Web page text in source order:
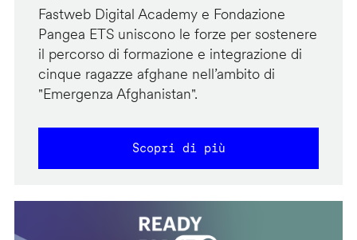
Fastweb Digital Academy e Fondazione
Pangea ETS uniscono le forze per sostenere
il percorso di formazione e integrazione di
cinque ragazze afghane nell’ambito di
"Emergenza Afghanistan".
Scopri di più